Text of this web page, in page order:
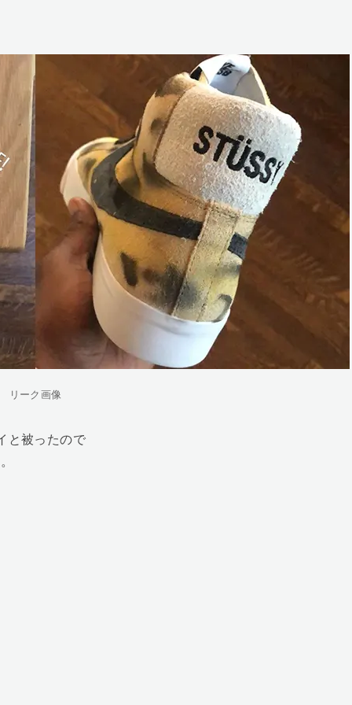
リーク画像
と被ったので